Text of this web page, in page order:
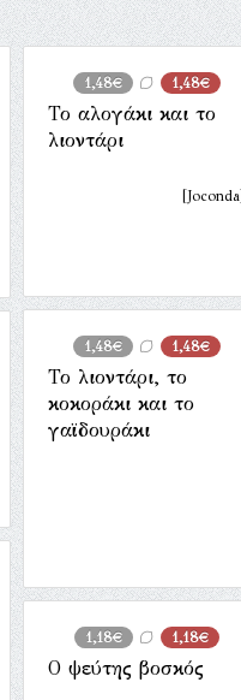
1,48€ 1,48€
Το αλογάκι και το
λιοντάρι
[Joconda]
1,48€ 1,48€
Το λιοντάρι, το
κοκοράκι και το
γαϊδουράκι
1,18€ 1,18€
Ο ψεύτης βοσκός